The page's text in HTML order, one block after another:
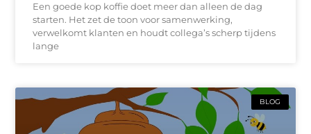
Een goede kop koffie doet meer dan alleen de dag
starten. Het zet de toon voor samenwerking,
verwelkomt klanten en houdt collega’s scherp tijdens
lange
BLOG